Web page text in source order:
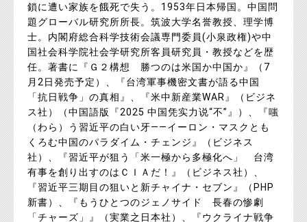
鎖に遭い家族を餓死で失う。1953年日本帰国。中国問
題グローバル研究所所長。筑波大学名誉教授、理学博
士。内閣府総合科学技術会議専門委員(小泉政権)や中
国社会科学院社会学研究所客員研究員・教授などを歴
任。著書に『Ｇ２構想 勝つのは米国か中国か』（7
月2日発売予定）、『台湾軍事機密文書が語る中国
「抗日戦争」の真相』、『米中新産業WAR』（ビジネ
ス社）（中国語版『2025 中国凭实力说“不”』）、『嗤
（わら）う習近平の白い牙――イーロン・マスクとも
くろむ中国のパラダイム・チェンジ』（ビジネス
社）、『習近平が狙う「米一極から多極化へ」 台湾
有事を創り出すのはＣＩＡだ！』（ビジネス社）、
『習近平三期目の狙いと新チャイナ・セブン』（PHP
新書）、『もうひとつのジェノサイド 長春の惨劇
「チャーズ」』（実業之日本社）、『ウクライナ戦争